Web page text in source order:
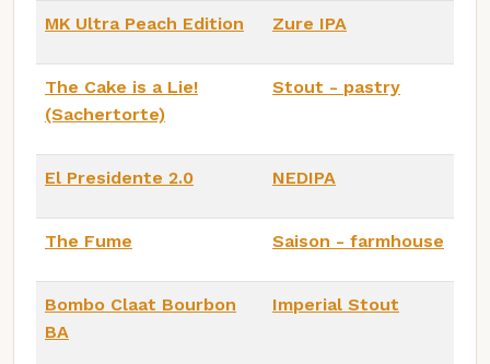
MK Ultra Peach Edition Zure IPA
The Cake is a Lie!
(Sachertorte)
Stout - pastry
El Presidente 2.0 NEDIPA
The Fume Saison - farmhouse
Bombo Claat Bourbon
BA
Imperial Stout